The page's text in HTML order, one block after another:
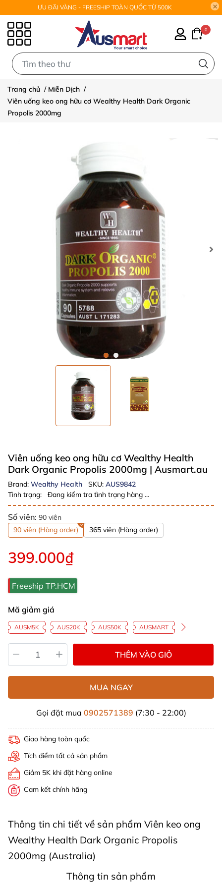
ƯU ĐÃI VÀNG - FREESHIP TOÀN QUỐC TỪ 500K
0
Trang chủ / Miễn Dịch /
Viên uống keo ong hữu cơ Wealthy Health Dark Organic
Propolis 2000mg
Viên uống keo ong hữu cơ Wealthy Health
Dark Organic Propolis 2000mg | Ausmart.au
Brand: Wealthy Health SKU: AUS9842
Tình trạng:
Đang kiểm tra tình trạng hàng ...
Số viên: 90 viên
90 viên (Hàng order)
365 viên (Hàng order)
399.000₫
Freeship TP.HCM
Mã giảm giá
AUSM5K AUS20K AUS50K AUSMART
THÊM VÀO GIỎ
MUA NGAY
Gọi đặt mua 0902571389 (7:30 - 22:00)
Giao hàng toàn quốc
Tích điểm tất cả sản phẩm
Giảm 5K khi đặt hàng online
Cam kết chính hãng
Thông tin chi tiết về sản phẩm Viên keo ong
Wealthy Health Dark Organic Propolis
2000mg (Australia)
Thông tin sản phẩm